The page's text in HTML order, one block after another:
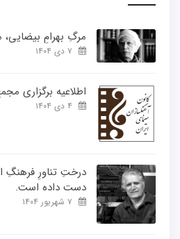
مرگِ بهرامِ
اطلاعیه برگزاری
درختِ تناورِ فرهنگِ
دست داده است.